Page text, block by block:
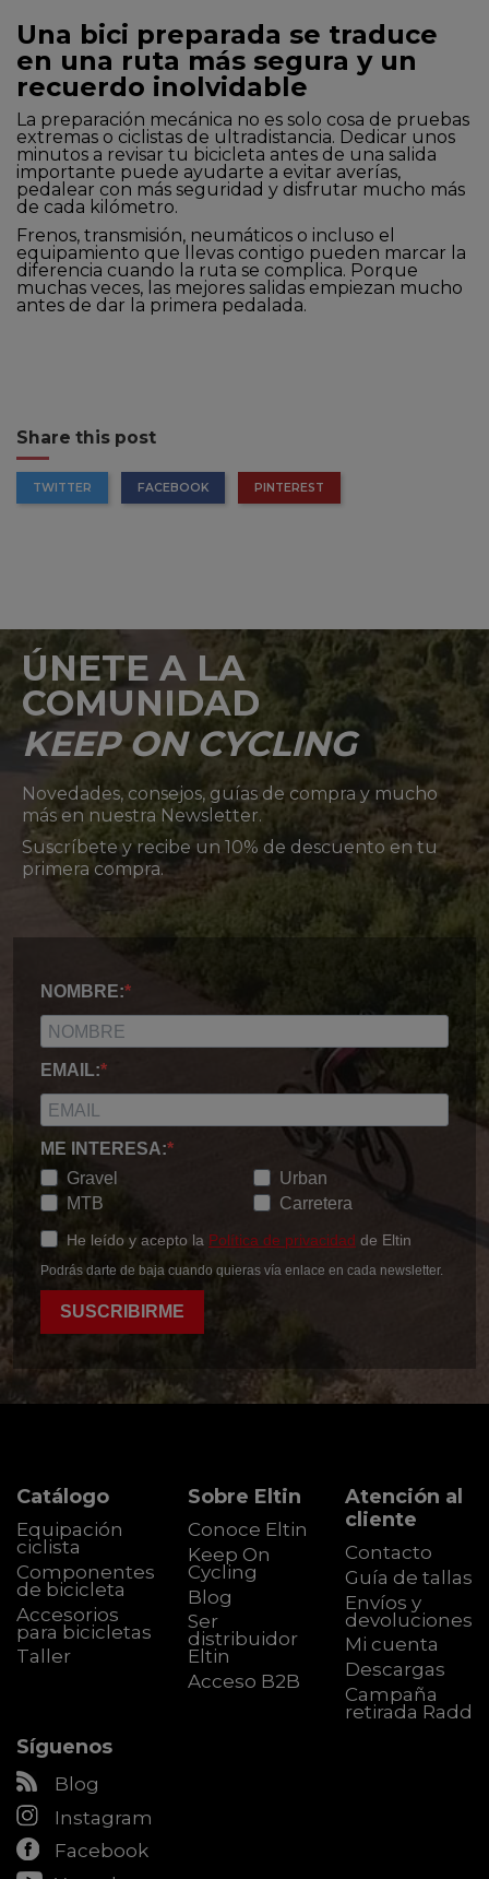
Una bici preparada se traduce
en una ruta más segura y un
recuerdo inolvidable
La preparación mecánica no es solo cosa de pruebas
extremas o ciclistas de ultradistancia. Dedicar unos
minutos a revisar tu bicicleta antes de una salida
importante puede ayudarte a evitar averías,
pedalear con más seguridad y disfrutar mucho más
de cada kilómetro.
Frenos, transmisión, neumáticos o incluso el
equipamiento que llevas contigo pueden marcar la
diferencia cuando la ruta se complica. Porque
muchas veces, las mejores salidas empiezan mucho
antes de dar la primera pedalada.
Share this post
TWITTER FACEBOOK PINTEREST
ÚNETE A LA
COMUNIDAD
KEEP ON CYCLING
Novedades, consejos, guías de compra y mucho
más en nuestra Newsletter.
Suscríbete y recibe un 10% de descuento en tu
primera compra.
NOMBRE:
EMAIL:
ME INTERESA:
Gravel
MTB
Urban
Carretera
He leído y acepto la Política de privacidad de Eltin
Podrás darte de baja cuando quieras vía enlace en cada newsletter.
SUSCRIBIRME
Catálogo
Equipación
ciclista
Componentes
de bicicleta
Accesorios
para bicicletas
Taller
Sobre Eltin
Conoce Eltin
Keep On
Cycling
Blog
Ser
distribuidor
Eltin
Acceso B2B
Atención al
cliente
Contacto
Guía de tallas
Envíos y
devoluciones
Mi cuenta
Descargas
Campaña
retirada Radd
Síguenos
Blog
Instagram
Facebook